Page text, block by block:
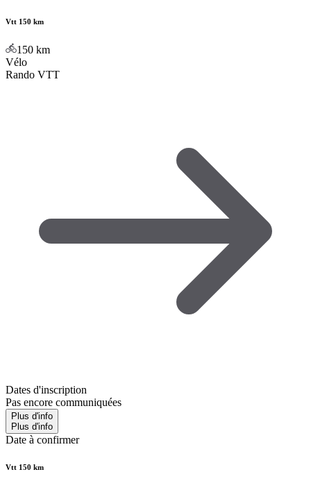
Vtt 150 km
150 km
Vélo
Rando VTT
Dates d'inscription
Pas encore communiquées
Plus d'info
Plus d'info
Date à confirmer
Vtt 150 km